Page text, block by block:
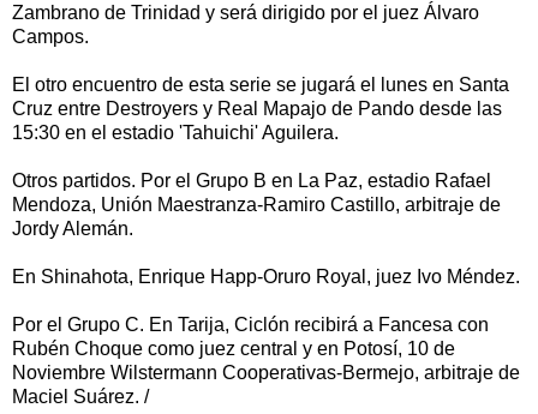
Zambrano de Trinidad y será dirigido por el juez Álvaro
Campos.
El otro encuentro de esta serie se jugará el lunes en Santa
Cruz entre Destroyers y Real Mapajo de Pando desde las
15:30 en el estadio 'Tahuichi' Aguilera.
Otros partidos. Por el Grupo B en La Paz, estadio Rafael
Mendoza, Unión Maestranza-Ramiro Castillo, arbitraje de
Jordy Alemán.
En Shinahota, Enrique Happ-Oruro Royal, juez Ivo Méndez.
Por el Grupo C. En Tarija, Ciclón recibirá a Fancesa con
Rubén Choque como juez central y en Potosí, 10 de
Noviembre Wilstermann Cooperativas-Bermejo, arbitraje de
Maciel Suárez. /